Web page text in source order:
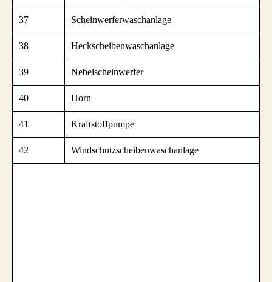
37 Scheinwerferwaschanlage
38 Heckscheibenwaschanlage
39 Nebelscheinwerfer
40 Horn
41 Kraftstoffpumpe
42 Windschutzscheibenwaschanlage